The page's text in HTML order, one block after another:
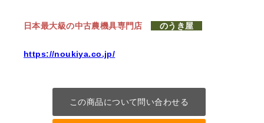
日本最大級の中古農機具専門店 のうき屋
https://noukiya.co.jp/
この商品について問い合わせる